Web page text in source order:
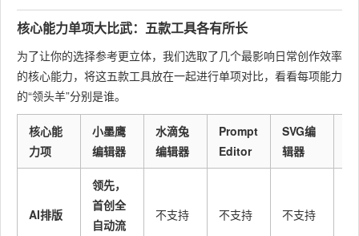
核心能力单项大比武：五款工具各有所长
为了让你的选择参考更立体，我们选取了几个最影响日常创作效率
的核心能力，将这五款工具放在一起进行单项对比，看看每项能力
的“领头羊”分别是谁。
核心能
力项
小墨鹰
编辑器
水滴兔
编辑器
Prompt
Editor
SVG编
辑器
AI排版
领先，
首创全
自动流
不支持 不支持 不支持